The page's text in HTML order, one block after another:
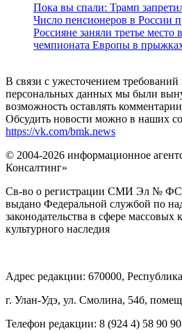
Пока вы спали: Трамп
Число пенсионеров в России
Россияне заняли третье место
чемпионата Европы в
В связи с ужесточением
персональных данных мы были
возможность оставлять
Обсудить новости можно в наших
https://vk.com/bmk.news
© 2004-2026 информационное
Консалтинг»
Св-во о регистрации СМИ Эл № ФС
выдано Федеральной службой по
законодательства в сфере
культурного наследия
Адрес редакции: 670000,
г. Улан-Удэ, ул. Смолина, 54б,
Телефон редакции: ‎‎8 (924 4) 58 90 90